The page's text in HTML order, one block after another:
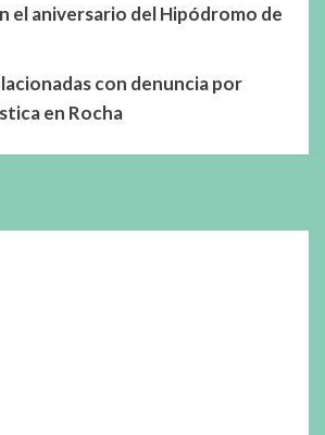
el aniversario del Hipódromo de
con denuncia por
en Rocha